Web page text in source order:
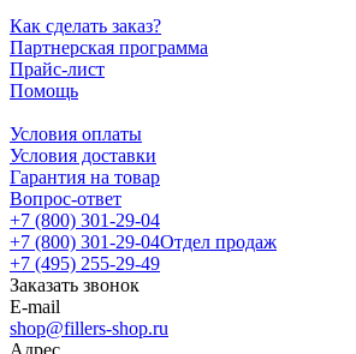
Как сделать заказ?
Партнерская программа
Прайс-лист
Помощь
Условия оплаты
Условия доставки
Гарантия на товар
Вопрос-ответ
+7 (800) 301-29-04
+7 (800) 301-29-04Отдел продаж
+7 (495) 255-29-49
Заказать звонок
E-mail
shop@fillers-shop.ru
Адрес